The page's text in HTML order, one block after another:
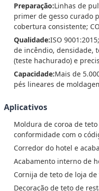
Preparação:Linhas de
primer de gesso curado
cobertura consistente;
Qualidade:ISO
de incêndio, densidade,
(teste hachurado) e
Capacidade:Mais de
pés lineares de
Aplicativos
Moldura de coroa de
conformidade com o
Corredor do hotel e
Acabamento interno de
Cornija de teto de loja
Decoração de teto de